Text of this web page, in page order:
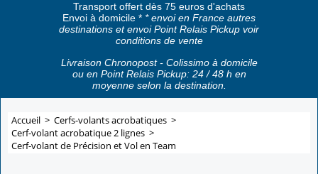
Transport offert dès 75 euros d'achats
Envoi à domicile * * envoi en France autres
destinations et envoi Point Relais Pickup voir
conditions de vente
Livraison Chronopost - Colissimo à domicile
ou en Point Relais Pickup: 24 / 48 h en
moyenne selon la destination.
Accueil > Cerfs-volants acrobatiques >
Cerf-volant acrobatique 2 lignes >
Cerf-volant de Précision et Vol en Team